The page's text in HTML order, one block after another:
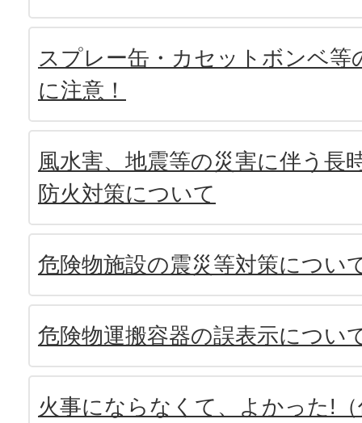
スプレー缶・カセットボンベ等
に注意！
風水害、地震等の災害に伴う長
防火対策について
危険物施設の震災等対策につい
危険物運搬容器の誤表示につい
火事にならなくて、よかった!